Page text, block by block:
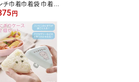
チ巾着巾着袋 巾着
運び お弁当箱 お弁
おべんとうばこ おべ
う ランチ サンエッ
san-x キャラクター
いい オシャレ レデ
ス 女性 日本製
円